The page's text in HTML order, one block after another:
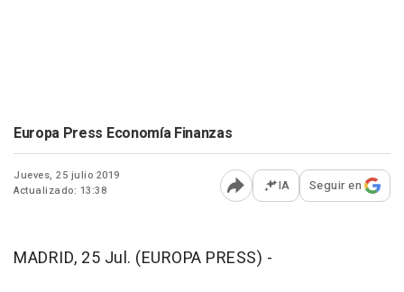
Europa Press Economía Finanzas
Jueves, 25 julio 2019
Actualizado: 13:38
Abrir opciones para
IA Seguir en
MADRID, 25 Jul. (EUROPA PRESS) -